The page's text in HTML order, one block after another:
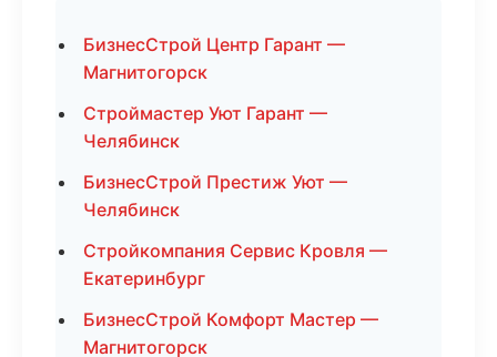
БизнесСтрой Центр Гарант —
Магнитогорск
Строймастер Уют Гарант —
Челябинск
БизнесСтрой Престиж Уют —
Челябинск
Стройкомпания Сервис Кровля —
Екатеринбург
БизнесСтрой Комфорт Мастер —
Магнитогорск